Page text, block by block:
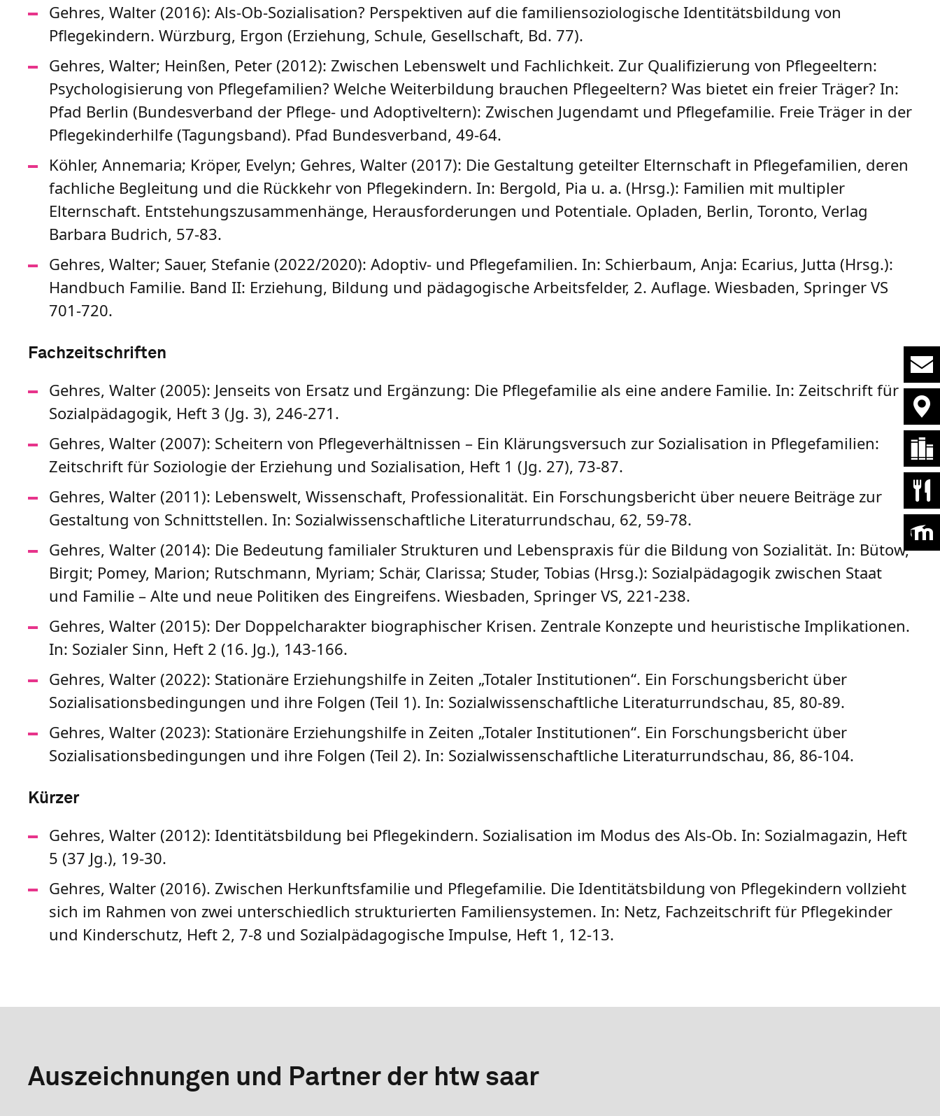
Gehres, Walter (2016): Als-Ob-Sozialisation? Perspektiven auf die familiensoziologische Identitätsbildung von
Pflegekindern. Würzburg, Ergon (Erziehung, Schule, Gesellschaft, Bd. 77).
Gehres, Walter; Heinßen, Peter (2012): Zwischen Lebenswelt und Fachlichkeit. Zur Qualifizierung von Pflegeeltern:
Psychologisierung von Pflegefamilien? Welche Weiterbildung brauchen Pflegeeltern? Was bietet ein freier Träger? In:
Pfad Berlin (Bundesverband der Pflege- und Adoptiveltern): Zwischen Jugendamt und Pflegefamilie. Freie Träger in der
Pflegekinderhilfe (Tagungsband). Pfad Bundesverband, 49-64.
Köhler, Annemaria; Kröper, Evelyn; Gehres, Walter (2017): Die Gestaltung geteilter Elternschaft in Pflegefamilien, deren
fachliche Begleitung und die Rückkehr von Pflegekindern. In: Bergold, Pia u. a. (Hrsg.): Familien mit multipler
Elternschaft. Entstehungszusammenhänge, Herausforderungen und Potentiale. Opladen, Berlin, Toronto, Verlag
Barbara Budrich, 57-83.
Gehres, Walter; Sauer, Stefanie (2022/2020): Adoptiv- und Pflegefamilien. In: Schierbaum, Anja: Ecarius, Jutta (Hrsg.):
Handbuch Familie. Band II: Erziehung, Bildung und pädagogische Arbeitsfelder, 2. Auflage. Wiesbaden, Springer VS
701-720.
Fachzeitschriften
Gehres, Walter (2005): Jenseits von Ersatz und Ergänzung: Die Pflegefamilie als eine andere Familie. In: Zeitschrift für
Sozialpädagogik, Heft 3 (Jg. 3), 246-271.
Gehres, Walter (2007): Scheitern von Pflegeverhältnissen – Ein Klärungsversuch zur Sozialisation in Pflegefamilien:
Zeitschrift für Soziologie der Erziehung und Sozialisation, Heft 1 (Jg. 27), 73-87.
Gehres, Walter (2011): Lebenswelt, Wissenschaft, Professionalität. Ein Forschungsbericht über neuere Beiträge zur
Gestaltung von Schnittstellen. In: Sozialwissenschaftliche Literaturrundschau, 62, 59-78.
Gehres, Walter (2014): Die Bedeutung familialer Strukturen und Lebenspraxis für die Bildung von Sozialität. In: Bütow,
Birgit; Pomey, Marion; Rutschmann, Myriam; Schär, Clarissa; Studer, Tobias (Hrsg.): Sozialpädagogik zwischen Staat
und Familie – Alte und neue Politiken des Eingreifens. Wiesbaden, Springer VS, 221-238.
Gehres, Walter (2015): Der Doppelcharakter biographischer Krisen. Zentrale Konzepte und heuristische Implikationen.
In: Sozialer Sinn, Heft 2 (16. Jg.), 143-166.
Gehres, Walter (2022): Stationäre Erziehungshilfe in Zeiten „Totaler Institutionen“. Ein Forschungsbericht über
Sozialisationsbedingungen und ihre Folgen (Teil 1). In: Sozialwissenschaftliche Literaturrundschau, 85, 80-89.
Gehres, Walter (2023): Stationäre Erziehungshilfe in Zeiten „Totaler Institutionen“. Ein Forschungsbericht über
Sozialisationsbedingungen und ihre Folgen (Teil 2). In: Sozialwissenschaftliche Literaturrundschau, 86, 86-104.
Kürzer
Gehres, Walter (2012): Identitätsbildung bei Pflegekindern. Sozialisation im Modus des Als-Ob. In: Sozialmagazin, Heft
5 (37 Jg.), 19-30.
Gehres, Walter (2016). Zwischen Herkunftsfamilie und Pflegefamilie. Die Identitätsbildung von Pflegekindern vollzieht
sich im Rahmen von zwei unterschiedlich strukturierten Familiensystemen. In: Netz, Fachzeitschrift für Pflegekinder
und Kinderschutz, Heft 2, 7-8 und Sozialpädagogische Impulse, Heft 1, 12-13.
Auszeichnungen und Partner der htw saar